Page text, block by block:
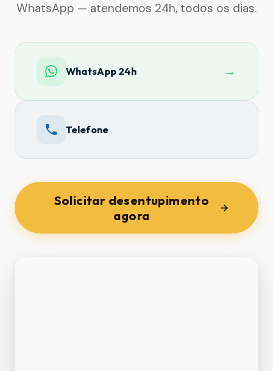
WhatsApp — atendemos 24h, todos os dias.
WhatsApp 24h →
Telefone
Solicitar desentupimento
agora